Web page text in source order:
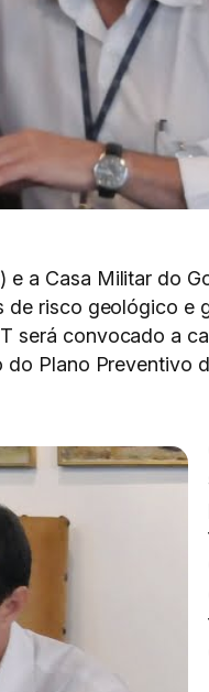
e a Casa Militar do
de risco geológico e
será convocado a
Plano Preventivo